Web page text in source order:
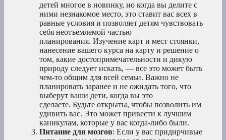
детей многое в новинку, но когда вы делите с
ними незнакомое место, это ставит вас всех в
равные условия и позволяет детям чувствовать
себя неотъемлемой частью
планирования. Изучение карт и мест стоянки,
нанесение вашего курса на карту и решение о
том, какие достопримечательности и дикую
природу следует искать, — все это может быть
чем-то общим для всей семьи. Важно не
планировать заранее и не ожидать того, что
выберут ваши дети, когда вы это
сделаете. Будьте открыты, чтобы позволить им
удивить вас. Это может привести к лучшим
каникулам, которые у вас когда-либо были.
Питание для мозгов: Если у вас придирчивые